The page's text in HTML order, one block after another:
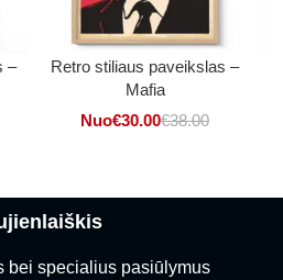
–
Retro stiliaus paveikslas –
Mafia
Nuo€30.00€38.00
bei specialius pasiūlymus